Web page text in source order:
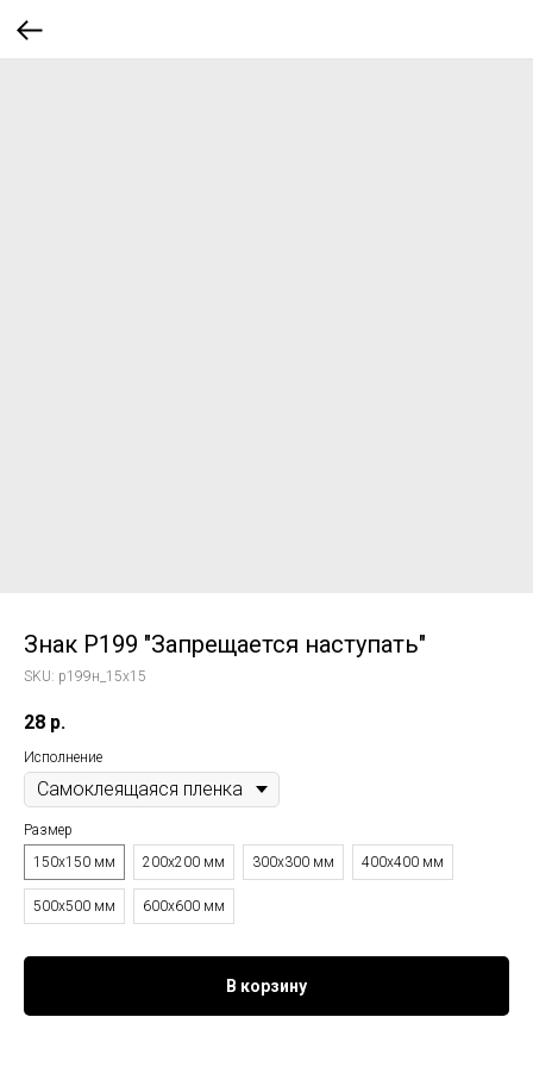
Знак P199 "Запрещается наступать"
SKU: p199н_15x15
28 р.
Исполнение
Размер
150x150 мм
200x200 мм 300x300 мм 400x400 мм
500x500 мм 600x600 мм
В корзину